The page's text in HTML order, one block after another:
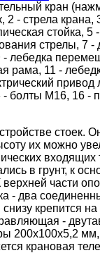
кран
2 - стрела крана,
стойка,
стрелы, 7 -
- лебедка
рама, 11 -
привод
- болты М16, 16 -
стоек.
их можно
входящих
в грунт, к
части
- два
крепится
-
200х100х5,2
крановая